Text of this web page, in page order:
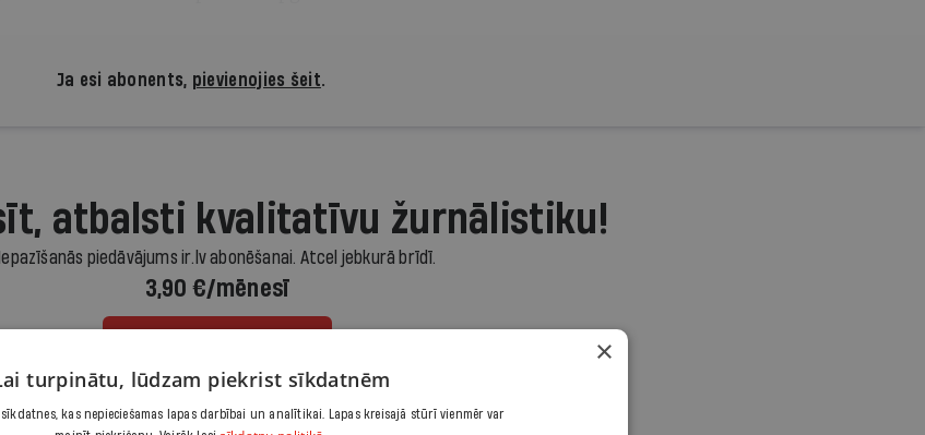
Ja esi abonents, pievienojies šeit.
atbalsti kvalitatīvu žurnālistiku!
Iepazīšanās piedāvājums ir.lv abonēšanai. Atcel jebkurā brīdī.
3,90 €/mēnesī
Citas abonēšanas iespējas meklē šeit
×
turpinātu, lūdzam piekrist sīkdatnēm
kas nepieciešamas lapas darbībai un analītikai. Lapas kreisajā stūrī vienmēr var